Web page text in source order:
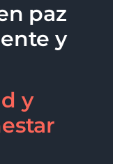
paz
y
y